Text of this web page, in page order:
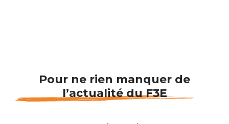
Pour ne rien manquer de
l’actualité du F3E